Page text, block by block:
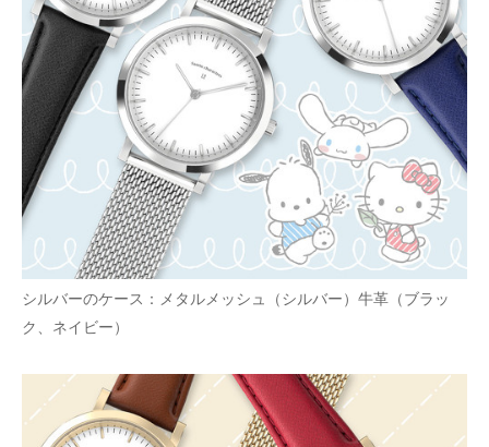
シルバーのケース：メタルメッシュ（シルバー）牛革（ブラッ
ク、ネイビー）